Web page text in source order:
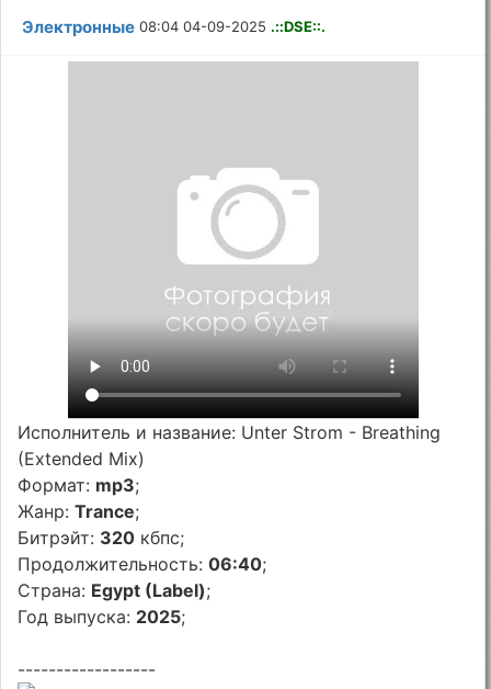
Электронные 08:04 04-09-2025 .::DSE::.
Исполнитель и название: Unter Strom - Breathing
(Extended Mix)
Формат: mp3;
Жанр:Trance;
Битрэйт: 320 кбпс;
Продолжительность:06:40;
Страна: Egypt (Label);
Год выпуска: 2025;
------------------